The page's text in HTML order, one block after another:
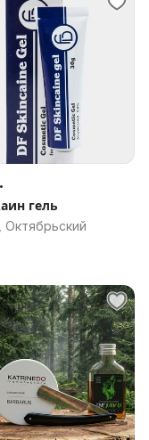
гель
Октябрьский